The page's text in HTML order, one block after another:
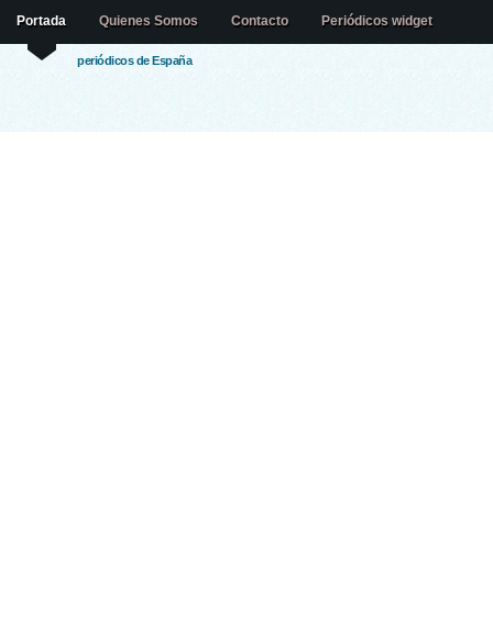
periódicos de España
Portada Quienes Somos Contacto Periódicos widget